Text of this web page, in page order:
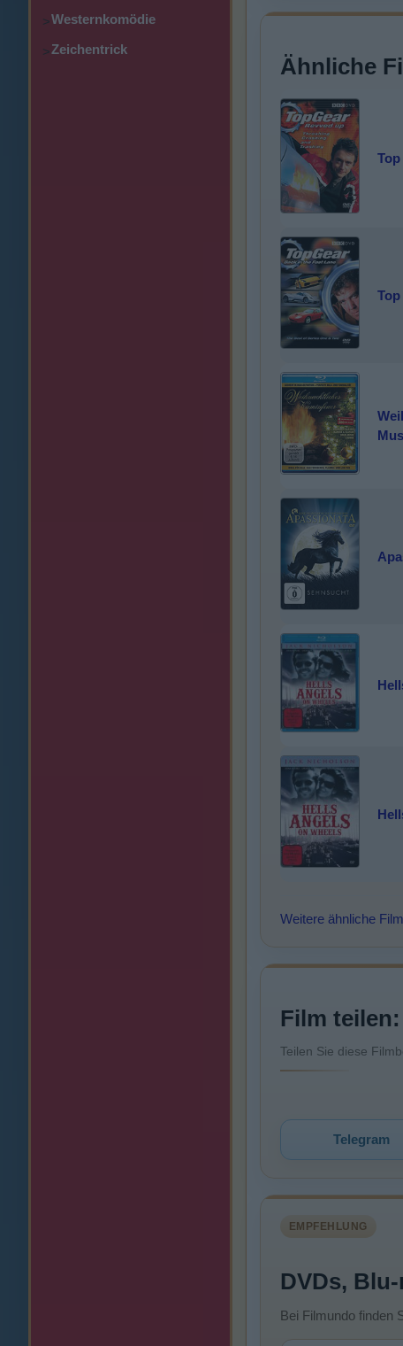
>Westernkomödie
>Zeichentrick
Ähnliche
Weitere ähnliche
Film teilen:
Teilen Sie diese
Telegram
EMPFEHLUNG
DVDs,
Bei Filmundo finden